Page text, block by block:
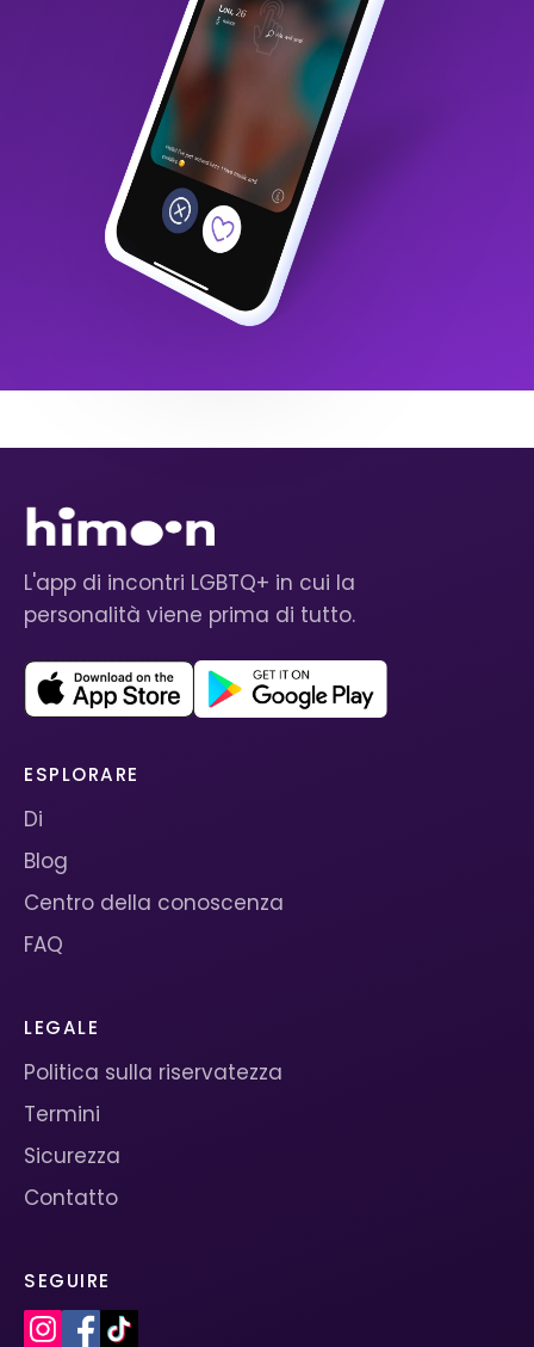
L'app di incontri LGBTQ+ in cui la
personalità viene prima di tutto.
ESPLORARE
Di
Blog
Centro della conoscenza
FAQ
LEGALE
Politica sulla riservatezza
Termini
Sicurezza
Contatto
SEGUIRE